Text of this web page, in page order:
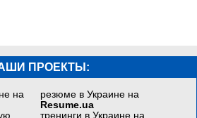
ПРОЕКТЫ:
на
резюме в Украине на
Resume.ua
тренинги в Украине на